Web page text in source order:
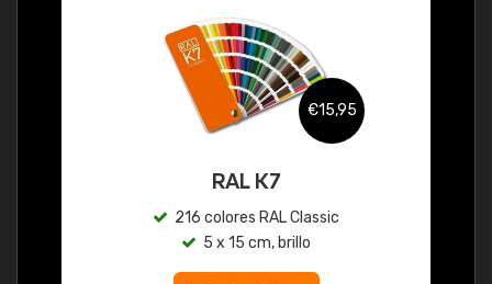
€15,95
RAL K7
216 colores RAL Classic
5 x 15 cm, brillo